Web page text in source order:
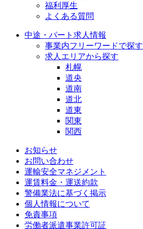
福利厚生
よくある質問
中途・パート求人情報
事業内フリーワードで探す
求人エリアから探す
札幌
道央
道南
道北
道東
関東
関西
お知らせ
お問い合わせ
運輸安全マネジメント
運賃料金・運送約款
警備業法に基づく掲示
個人情報について
免責事項
労働者派遣事業許可証